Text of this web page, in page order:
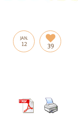
JAN.
12 39